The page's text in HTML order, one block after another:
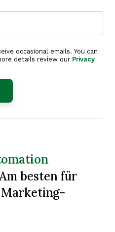
occasional emails. You can
details review our Privacy
besten für